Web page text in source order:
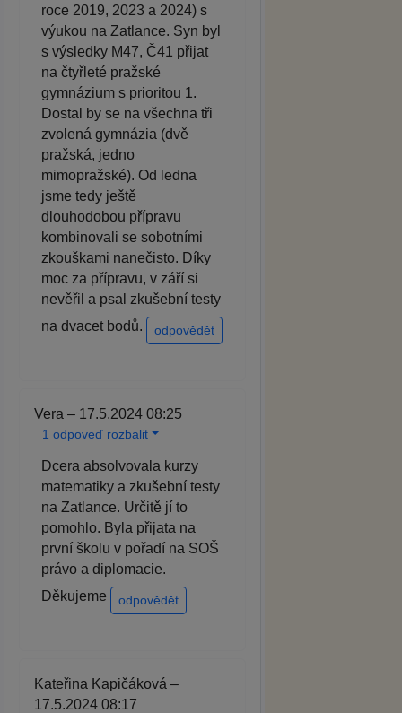
roce 2019, 2023 a 2024) s
výukou na Zatlance. Syn byl
s výsledky M47, Č41 přijat
na čtyřleté pražské
gymnázium s prioritou 1.
Dostal by se na všechna tři
zvolená gymnázia (dvě
pražská, jedno
mimopražské). Od ledna
jsme tedy ještě
dlouhodobou přípravu
kombinovali se sobotními
zkouškami nanečisto. Díky
moc za přípravu, v září si
nevěřil a psal zkušební testy
na dvacet bodů.
odpovědět
Vera – 17.5.2024 08:25
1 odpoveď rozbalit
Dcera absolvovala kurzy
matematiky a zkušební testy
na Zatlance. Určitě jí to
pomohlo. Byla přijata na
první školu v pořadí na SOŠ
právo a diplomacie.
Děkujeme
odpovědět
Kateřina Kapičáková –
17.5.2024 08:17